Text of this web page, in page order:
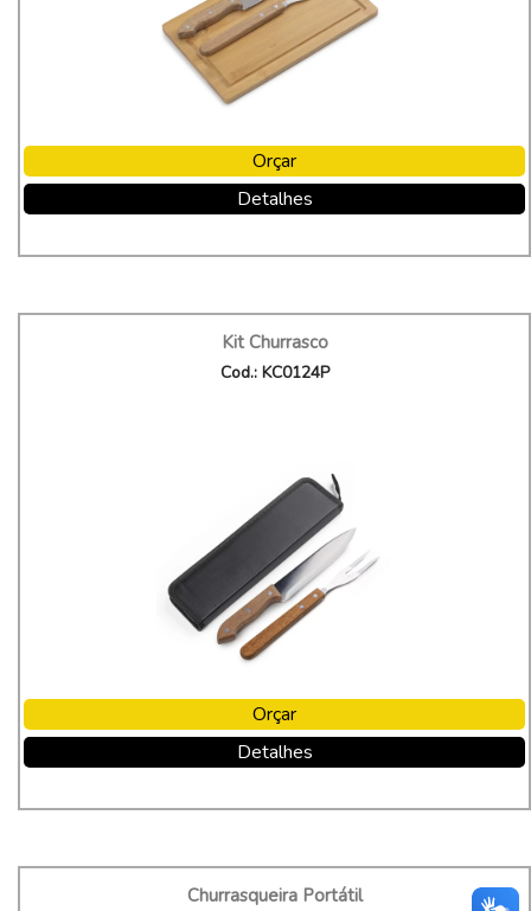
Orçar
Detalhes
Kit Churrasco
Cod.: KC0124P
Orçar
Detalhes
Churrasqueira Portátil